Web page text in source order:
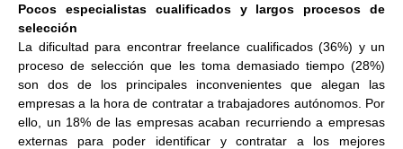
Pocos especialistas cualificados y largos procesos de
selección
La dificultad para encontrar freelance cualificados (36%) y un
proceso de selección que les toma demasiado tiempo (28%)
son dos de los principales inconvenientes que alegan las
empresas a la hora de contratar a trabajadores autónomos. Por
ello, un 18% de las empresas acaban recurriendo a empresas
externas para poder identificar y contratar a los mejores